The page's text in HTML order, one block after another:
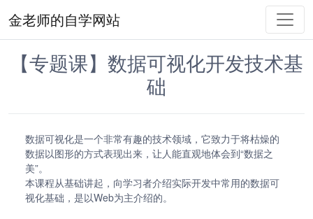
金老师的自学网站
【专题课】数据可视化开发技术基
础
数据可视化是一个非常有趣的技术领域，它致力于将枯燥的
数据以图形的方式表现出来，让人能直观地体会到“数据之
美”。
本课程从基础讲起，向学习者介绍实际开发中常用的数据可
视化基础，是以Web为主介绍的。